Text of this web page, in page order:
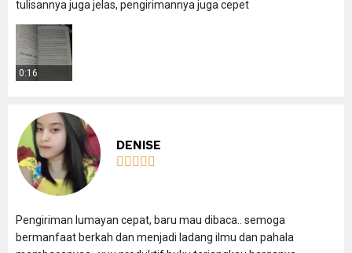
tulisannya juga jelas, pengirimannya juga cepet
0:16
DENISE
    
Pengiriman lumayan cepat, baru mau dibaca.. semoga
bermanfaat berkah dan menjadi ladang ilmu dan pahala